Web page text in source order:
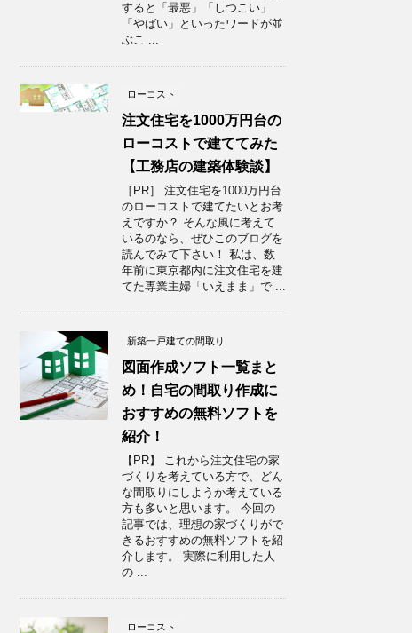
すると「最悪」「しつこい」
「やばい」といったワードが並
ぶこ ...
ローコスト
注文住宅を1000万円台の
ローコストで建ててみた
【工務店の建築体験談】
［PR］ 注文住宅を1000万円台
のローコストで建てたいとお考
えですか？ そんな風に考えて
いるのなら、ぜひこのブログを
読んでみて下さい！ 私は、数
年前に東京都内に注文住宅を建
てた専業主婦「いえまま」で ...
新築一戸建ての間取り
図面作成ソフト一覧まと
め！自宅の間取り作成に
おすすめの無料ソフトを
紹介！
【PR】 これから注文住宅の家
づくりを考えている方で、どん
な間取りにしようか考えている
方も多いと思います。 今回の
記事では、理想の家づくりがで
きるおすすめの無料ソフトを紹
介します。 実際に利用した人
の ...
ローコスト